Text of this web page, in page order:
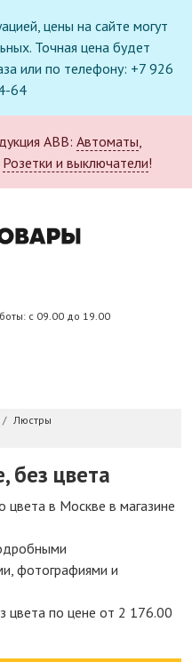
цены на сайте могут
Точная цена будет
или по телефону: +7 926
64
ABB: Автоматы,
Розетки и выключатели!
с 09.00 до 19.00
Люстры
без цвета
цвета в Москве в магазине
фотографиями и
цвета по цене от 2 176.00